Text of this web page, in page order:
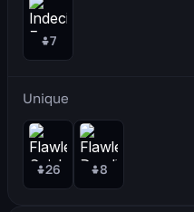
7
Unique
26 8